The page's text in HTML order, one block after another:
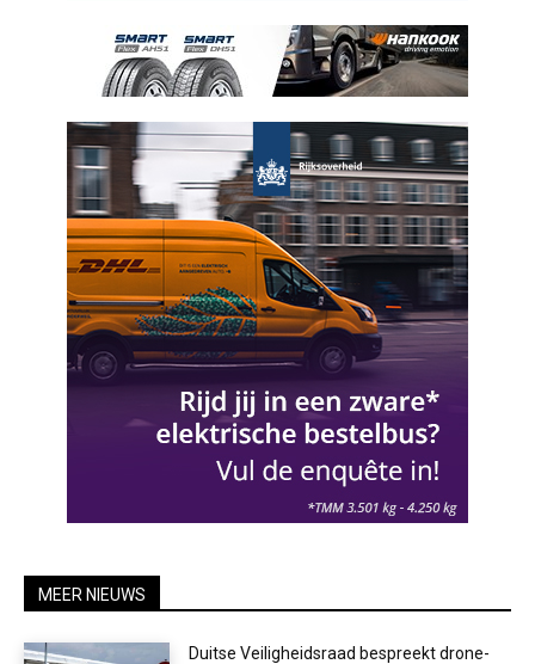
MEER NIEUWS
Duitse Veiligheidsraad bespreekt drone-